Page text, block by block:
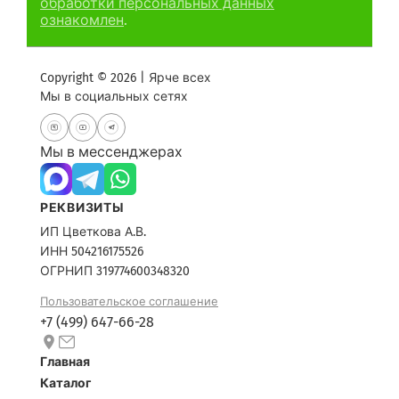
ознакомлен.
Copyright © 2026 | Ярче всех
Мы в социальных сетях
Мы в мессенджерах
РЕКВИЗИТЫ
ИП Цветкова А.В.
ИНН 504216175526
ОГРНИП 319774600348320
Пользовательское соглашение
+7 (499) 647-66-28
Главная
Каталог